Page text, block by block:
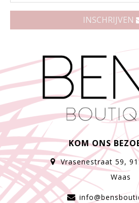
INSCHRIJVEN
KOM ONS
Vrasenestraat 59,
Waas